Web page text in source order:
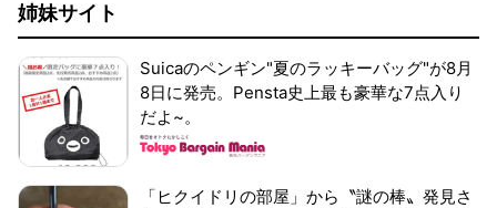
姉妹サイト
Suicaのペンギン"夏のラッキーバッグ"が8月
8日に発売。Pensta史上最も豪華な7点入り
だよ~。
「ヒクイドリの部屋」から〝謎の棒〟発見さ